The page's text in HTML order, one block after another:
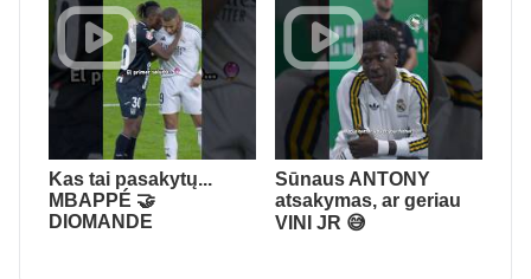
Kas tai pasakytų...
MBAPPÉ 🤝
DIOMANDE
Sūnaus ANTONY
atsakymas, ar geriau
VINI JR 😅